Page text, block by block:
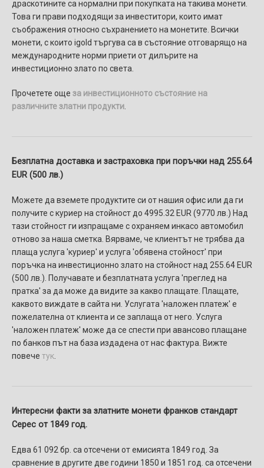
драскотините са нормални при покупката на такива монети.
Това ги прави подходящи за инвеститори, които имат
съображения относно съхранението на монетите. Всички
монети, с които igold търгува са в състояние отговарящо на
международните норми приети от дилърите на
инвестиционно злато по света.
Прочетете още за инвестиционното състояние на
различните златни продукти
Безплатна доставка и застраховка при поръчки над 255.64
EUR (500 лв.)
Можете да вземете продуктите си от нашия офис или да ги
получите с куриер на стойност до 4995.32 EUR (9770 лв.) Над
тази стойност ги изпращаме с охраняем инкасо автомобил
отново за наша сметка. Вярваме, че клиентът не трябва да
плаща услуга 'куриер' и услуга 'обявена стойност' при
поръчка на инвестиционно злато на стойност над 255.64 EUR
(500 лв.). Получавате и безплатната услуга 'преглед на
пратка' за да може да видите за какво плащате. Плащате,
каквото виждате в сайта ни. Услугaтa 'наложен платеж' e
пожелателнa от клиента и се заплаща от него. Услуга
'наложен платеж' може да се спести при авансово плащане
по банков път на база издадена от нас фактура. Вижте
повече тук
Интересни факти за златните монети франков стандарт
Серес от 1849 год.
Едва 61 092 бр. са отсечени от емисията 1849 год. За
сравнение в другите две години 1850 и 1851 год. са отсечени